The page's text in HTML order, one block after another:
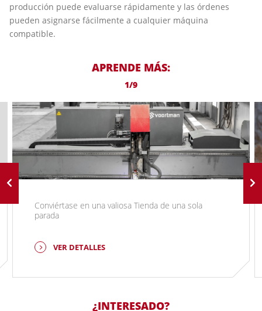
producción puede evaluarse rápidamente y las órdenes
pueden asignarse fácilmente a cualquier máquina
compatible.
APRENDE MÁS:
1/9
Conviértase en una valiosa Tienda de una sola
parada
VER DETALLES
¿INTERESADO?